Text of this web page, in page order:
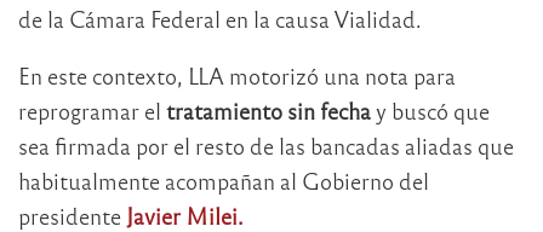
de la Cámara Federal en la causa Vialidad.
En este contexto, LLA motorizó una nota para
reprogramar el tratamiento sin fechay buscó que
sea firmada por el resto de las bancadas aliadas que
habitualmente acompañan al Gobierno del
presidente Javier Milei.